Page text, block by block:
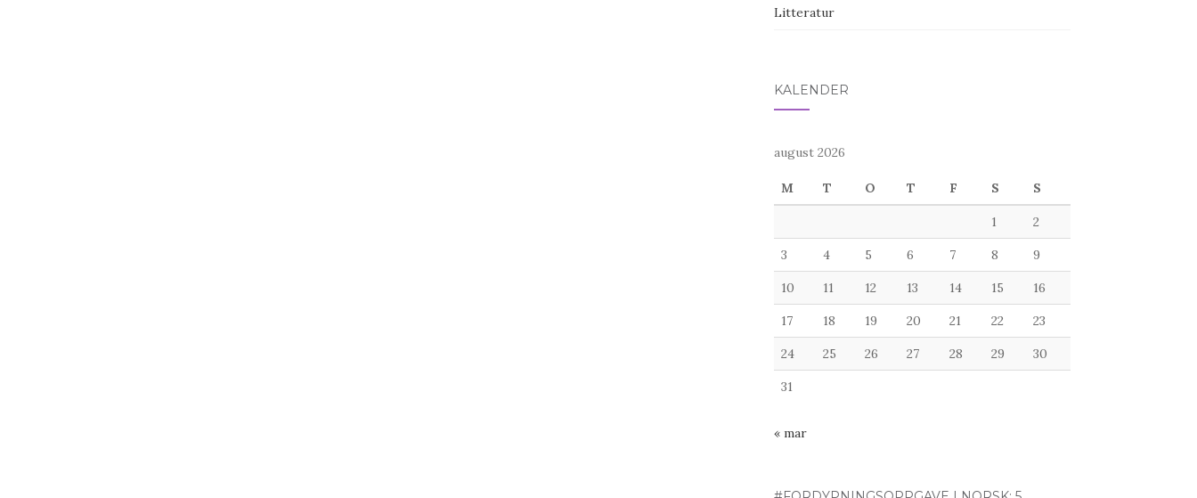
Litteratur
KALENDER
august 2026
M T O T F S S
1 2
3 4 5 6 7 8 9
10 11 12 13 14 15 16
17 18 19 20 21 22 23
24 25 26 27 28 29 30
31
« mar